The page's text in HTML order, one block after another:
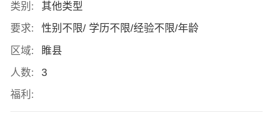
类别:
其他类型
要求:
性别不限/ 学历不限/经验不限/年龄
区域:
睢县
人数:
3
福利: